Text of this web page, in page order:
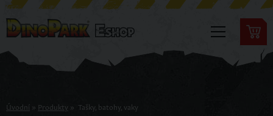
Úvodní » Produkty » Tašky, batohy, vaky